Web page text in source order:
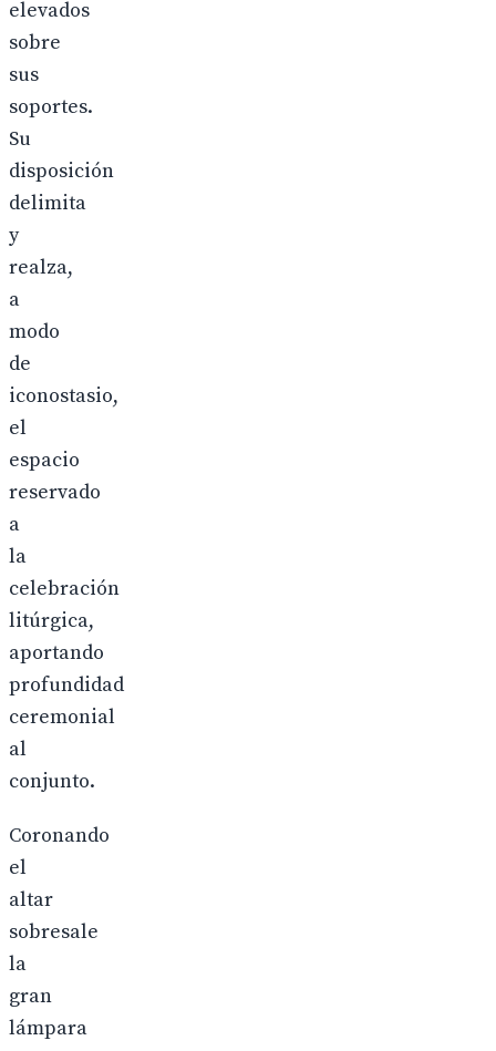
elevados
sobre
sus
soportes.
Su
disposición
delimita
y
realza,
a
modo
de
iconostasio,
el
espacio
reservado
a
la
celebración
litúrgica,
aportando
profundidad
ceremonial
al
conjunto.
Coronando
el
altar
sobresale
la
gran
lámpara